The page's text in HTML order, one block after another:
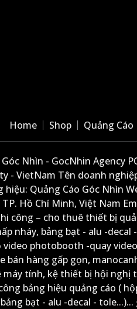
Home Shop Quảng Cáo
Nhìn - GocNhin Agency
- VietNam Tên doanh
Quảng Cáo Góc Nhìn
Hồ Chí Minh, Việt Nam
công – cho thuê thiết bị
nháy, bảng bạt - alu -
photobooth -quay
bán hàng gấp gọn,
tính, kệ thiết bị hội nghị
bảng hiệu quảng cáo (
bạt - alu -decal -